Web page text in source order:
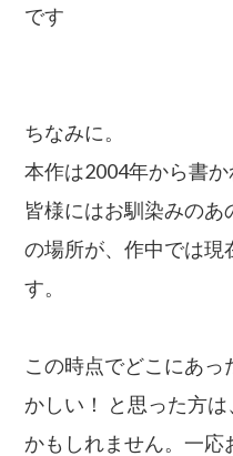
です
ちなみに。
本作は2004年から書
皆様にはお馴染みのあ
の場所が、作中では
す。
この時点でどこにあ
かしい！ と思った方
かもしれません。一応